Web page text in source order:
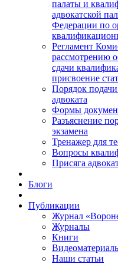
палаты и
адвокатской
Федерации по
Регламент
рассмотрению
сдачи
присвоение
Порядок подачи
адвоката
Формы
Разъяснение
экзамена
Тренажер для
Вопросы
Присяга
Блоги
Публикации
Журнал
Журналы
Книги
Наши статьи